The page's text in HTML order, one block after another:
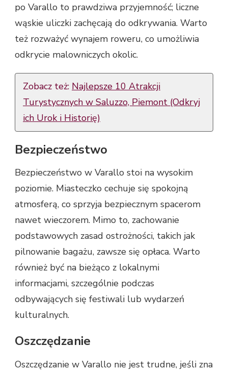
po Varallo to prawdziwa przyjemność; liczne
wąskie uliczki zachęcają do odkrywania. Warto
też rozważyć wynajem roweru, co umożliwia
odkrycie malowniczych okolic.
Zobacz też: Najlepsze 10 Atrakcji
Turystycznych w Saluzzo, Piemont (Odkryj
ich Urok i Historię)
Bezpieczeństwo
Bezpieczeństwo w Varallo stoi na wysokim
poziomie. Miasteczko cechuje się spokojną
atmosferą, co sprzyja bezpiecznym spacerom
nawet wieczorem. Mimo to, zachowanie
podstawowych zasad ostrożności, takich jak
pilnowanie bagażu, zawsze się opłaca. Warto
również być na bieżąco z lokalnymi
informacjami, szczególnie podczas
odbywających się festiwali lub wydarzeń
kulturalnych.
Oszczędzanie
Oszczędzanie w Varallo nie jest trudne, jeśli zna